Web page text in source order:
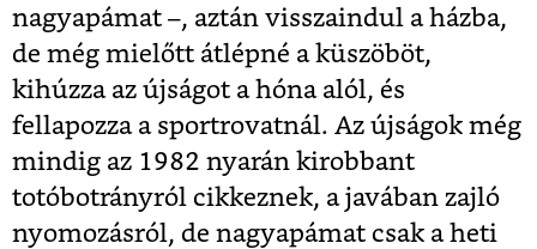
nagyapámat –, aztán visszaindul a házba,
de még mielőtt átlépné a küszöböt,
kihúzza az újságot a hóna alól, és
fellapozza a sportrovatnál. Az újságok még
mindig az 1982 nyarán kirobbant
totóbotrányról cikkeznek, a javában zajló
nyomozásról, de nagyapámat csak a heti